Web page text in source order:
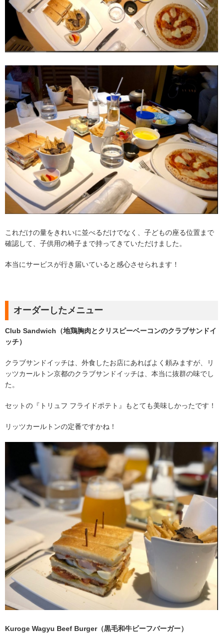
これだけの量をきれいに並べるだけでなく、子どもの座る位置まで
確認して、子供用の椅子まで持ってきていただけました。
本当にサービスが行き届いていると感心させられます！
オーダーしたメニュー
Club Sandwich（地鶏胸肉とクリスピーベーコンのクラブサンドイ
ッチ）
クラブサンドイッチは、外食したお店にあればよく頼みますが、リ
ッツカールトン京都のクラブサンドイッチは、本当に抜群の味でし
た。
セットの『トリュフ フライドポテト』もとても美味しかったです！
リッツカールトンの定番ですかね！
Kuroge Wagyu Beef Burger（黒毛和牛ビーフバーガー）